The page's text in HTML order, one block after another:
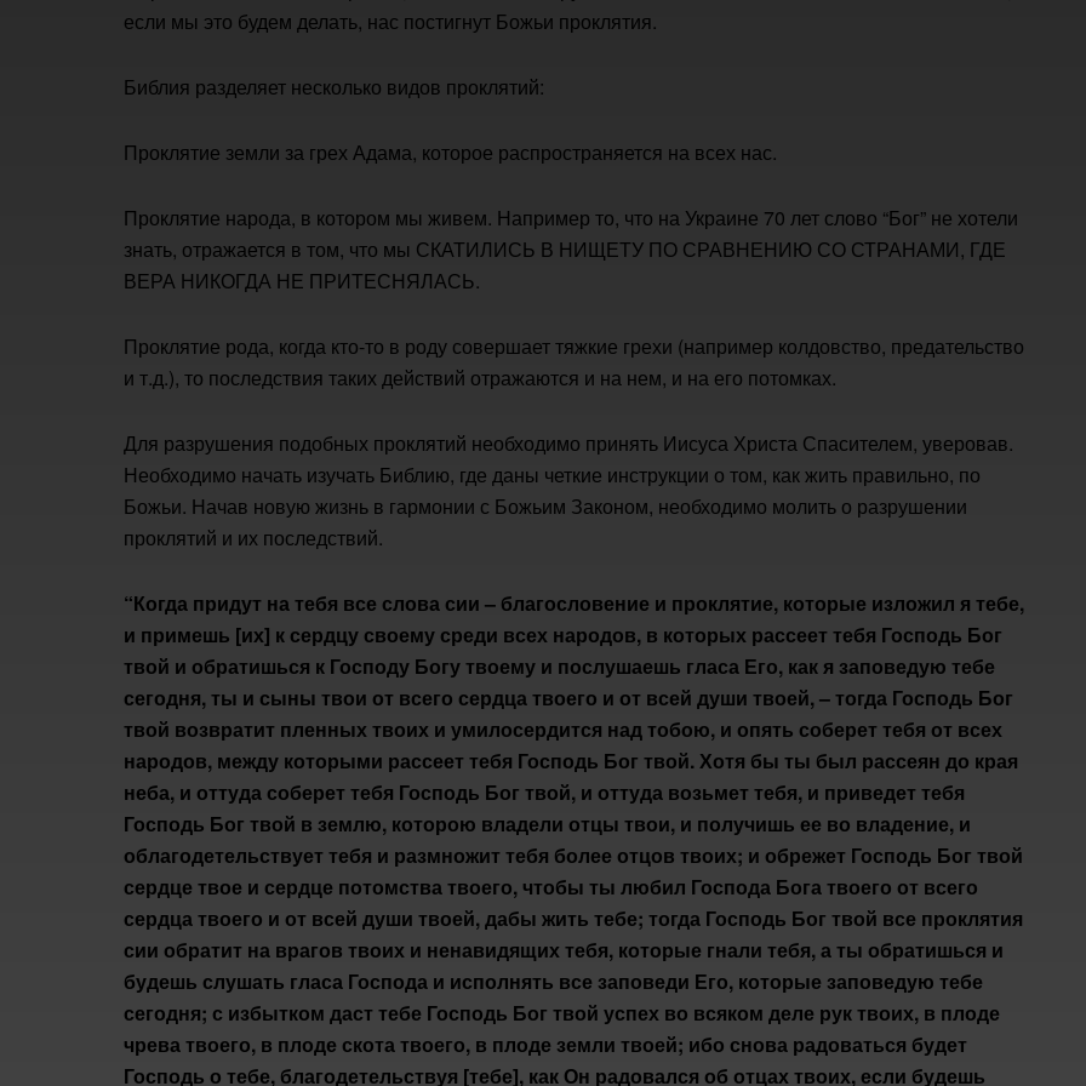
если мы это будем делать, нас постигнут Божьи проклятия.
Библия разделяет несколько видов проклятий:
Проклятие земли за грех Адама, которое распространяется на всех нас.
Проклятие народа, в котором мы живем. Например то, что на Украине 70 лет слово “Бог” не хотели
знать, отражается в том, что мы СКАТИЛИСЬ В НИЩЕТУ ПО СРАВНЕНИЮ СО СТРАНАМИ, ГДЕ
ВЕРА НИКОГДА НЕ ПРИТЕСНЯЛАСЬ.
Проклятие рода, когда кто-то в роду совершает тяжкие грехи (например колдовство, предательство
и т.д.), то последствия таких действий отражаются и на нем, и на его потомках.
Для разрушения подобных проклятий необходимо принять Иисуса Христа Спасителем, уверовав.
Необходимо начать изучать Библию, где даны четкие инструкции о том, как жить правильно, по
Божьи. Начав новую жизнь в гармонии с Божьим Законом, необходимо молить о разрушении
проклятий и их последствий.
“Когда придут на тебя все слова сии – благословение и проклятие, которые изложил я тебе,
и примешь [их] к сердцу своему среди всех народов, в которых рассеет тебя Господь Бог
твой и обратишься к Господу Богу твоему и послушаешь гласа Его, как я заповедую тебе
сегодня, ты и сыны твои от всего сердца твоего и от всей души твоей, – тогда Господь Бог
твой возвратит пленных твоих и умилосердится над тобою, и опять соберет тебя от всех
народов, между которыми рассеет тебя Господь Бог твой. Хотя бы ты был рассеян до края
неба, и оттуда соберет тебя Господь Бог твой, и оттуда возьмет тебя, и приведет тебя
Господь Бог твой в землю, которою владели отцы твои, и получишь ее во владение, и
облагодетельствует тебя и размножит тебя более отцов твоих; и обрежет Господь Бог твой
сердце твое и сердце потомства твоего, чтобы ты любил Господа Бога твоего от всего
сердца твоего и от всей души твоей, дабы жить тебе; тогда Господь Бог твой все проклятия
сии обратит на врагов твоих и ненавидящих тебя, которые гнали тебя, а ты обратишься и
будешь слушать гласа Господа и исполнять все заповеди Его, которые заповедую тебе
сегодня; с избытком даст тебе Господь Бог твой успех во всяком деле рук твоих, в плоде
чрева твоего, в плоде скота твоего, в плоде земли твоей; ибо снова радоваться будет
Господь о тебе, благодетельствуя [тебе], как Он радовался об отцах твоих, если будешь